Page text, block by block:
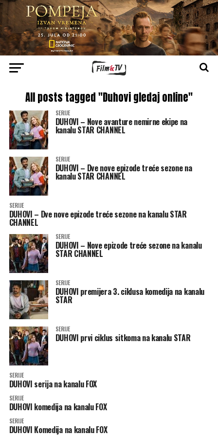
All posts tagged "Duhovi gledaj online"
SERIJE
DUHOVI – Nove avanture nemirne ekipe na
kanalu STAR CHANNEL
SERIJE
DUHOVI – Dve nove epizode treće sezone na
kanalu STAR CHANNEL
SERIJE
DUHOVI – Dve nove epizode treće sezone na kanalu STAR
CHANNEL
SERIJE
DUHOVI – Nove epizode treće sezone na kanalu
STAR CHANNEL
SERIJE
DUHOVI premijera 3. ciklusa komedija na kanalu
STAR
SERIJE
DUHOVI prvi ciklus sitkoma na kanalu STAR
SERIJE
DUHOVI serija na kanalu FOX
SERIJE
DUHOVI komedija na kanalu FOX
SERIJE
DUHOVI Komedija na kanalu FOX